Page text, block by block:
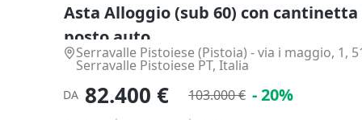
infissi e finiture. Questa caratteristica offre la
personalizzare completamente gli spazi e le finiture
proprie esigenze. L’appartamento confina con strada
parti condominiali su più lati.
Per maggiori dettagli consultare la documentazione
Asta Alloggio (sub 60) con cantinetta
posto auto
Serravalle Pistoiese (Pistoia) - via i maggio, 1,
Serravalle Pistoiese PT, Italia
DA 82.400 € 103.000 € - 20%